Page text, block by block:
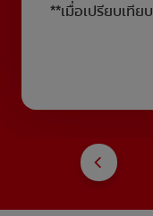
**เมื่อเปรียบเที